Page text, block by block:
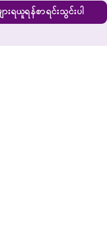
ားရယူရန်စာရင်းသွင်းပါ